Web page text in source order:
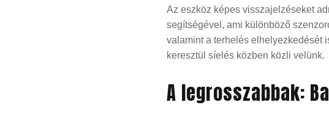
Az eszköz képes visszajelzéseket
segítségével, ami különböző
valamint a terhelés elhelyezkedését
keresztül síelés közben közli velünk.
A legrosszabbak: